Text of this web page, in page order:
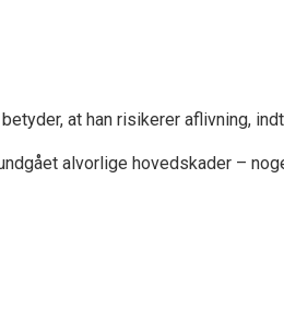
at han risikerer aflivning,
alvorlige hovedskader –